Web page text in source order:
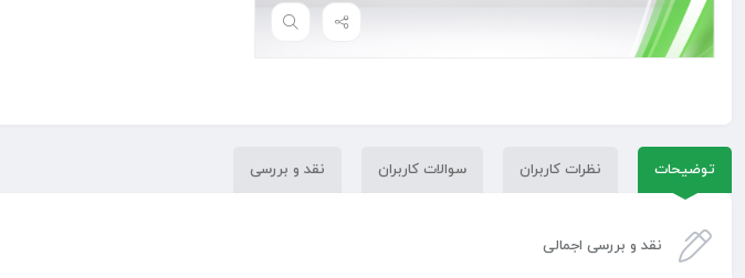
توضیحات نظرات کاربران سوالات کاربران نقد و بررسی
نقد و بررسی اجمالی